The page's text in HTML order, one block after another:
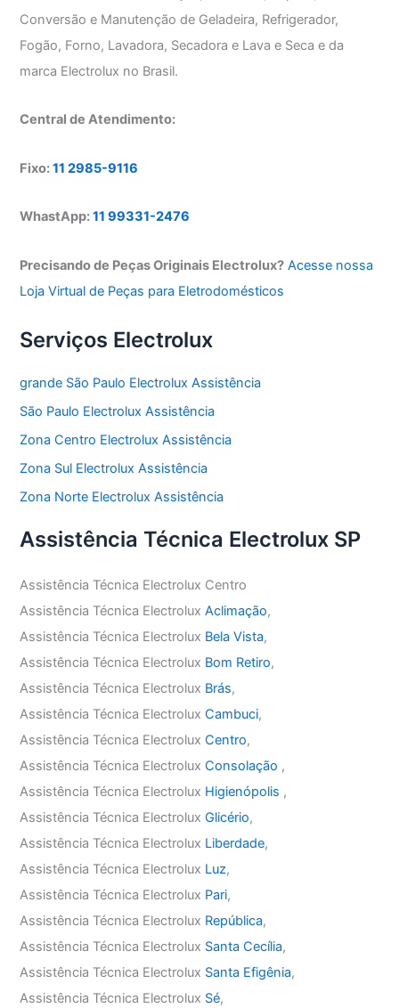
Conversão e Manutenção de Geladeira, Refrigerador,
Fogão, Forno, Lavadora, Secadora e Lava e Seca e da
marca Electrolux no Brasil.
Central de Atendimento:
Fixo:11 2985-9116
WhastApp:11 99331-2476
Precisando de Peças Originais Electrolux? Acesse nossa
Loja Virtual de Peças para Eletrodomésticos
Serviços Electrolux
grande São Paulo Electrolux Assistência
São Paulo Electrolux Assistência
Zona Centro Electrolux Assistência
Zona Sul Electrolux Assistência
Zona Norte Electrolux Assistência
Assistência Técnica Electrolux SP
Assistência Técnica Electrolux Centro
Assistência Técnica ElectroluxAclimação,
Assistência Técnica Electrolux Bela Vista,
Assistência Técnica Electrolux Bom Retiro,
Assistência Técnica Electrolux Brás,
Assistência Técnica ElectroluxCambuci,
Assistência Técnica ElectroluxCentro,
Assistência Técnica ElectroluxConsolação ,
Assistência Técnica Electrolux Higienópolis ,
Assistência Técnica ElectroluxGlicério,
Assistência Técnica Electrolux Liberdade,
Assistência Técnica Electrolux Luz,
Assistência Técnica Electrolux Pari,
Assistência Técnica Electrolux República,
Assistência Técnica Electrolux Santa Cecília,
Assistência Técnica Electrolux Santa Efigênia,
Assistência Técnica Electrolux Sé,